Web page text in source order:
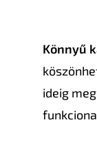
Könnyű
ideig